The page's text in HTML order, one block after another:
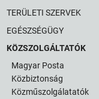
TERÜLETI SZERVEK
EGÉSZSÉGÜGY
KÖZSZOLGÁLTATÓK
Magyar Posta
Közbiztonság
Közműszolgálatatók